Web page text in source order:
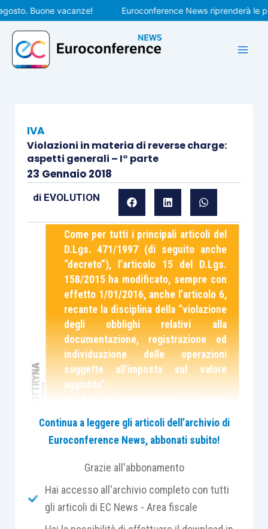
Vai
al
contenuto
Buone vacanze! Euroconference News riprenderà le
IVA
Violazioni in materia di reverse charge:
aspetti generali – I° parte
23 Gennaio 2018
di EVOLUTION
Come per tutti i principali articoli del
D.Lgs. 471/1997 (di seguito anche
“decreto”), l’articolo 15 del D.Lgs.
158/2015 ha modificato, sempre con
effetto 1/01/2016, anche l’articolo 6,
recante la disciplina della “violazione
degli obblighi relativi alla
documentazione, registrazione ed
individuazione delle operazioni
soggette all’imposta sul valore
aggiunto”.
pubblicata in Dottryna, nella sezione
“Sanzioni”, una apposita Scheda di
Il presente contributo si occupa di
delineare gli aspetti generali della
disciplina sanzionatoria in materia di
Continua a leggere gli articoli dell’archivio di
Euroconference News, abbonati subito!
Grazie all'abbonamento
Hai accesso all'archivio completo con tutti
gli articoli di EC News - Area fiscale